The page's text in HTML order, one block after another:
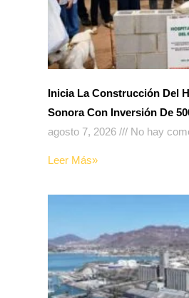
Inicia La Construcción Del
Sonora Con Inversión De
agosto 7, 2026
No hay
Leer Más»